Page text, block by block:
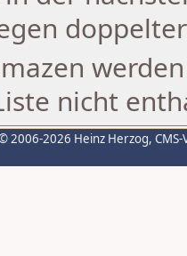
nicht
2006-2026 Heinz Herzog,